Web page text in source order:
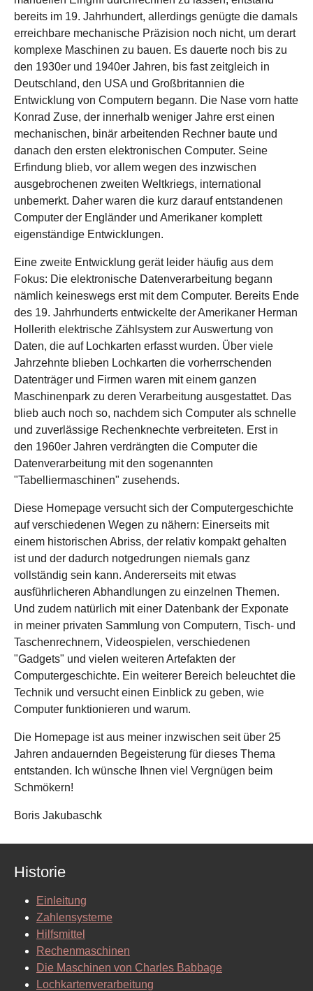
bereits im 19. Jahrhundert, allerdings genügte die damals
erreichbare mechanische Präzision noch nicht, um derart
komplexe Maschinen zu bauen. Es dauerte noch bis zu
den 1930er und 1940er Jahren, bis fast zeitgleich in
Deutschland, den USA und Großbritannien die
Entwicklung von Computern begann. Die Nase vorn hatte
Konrad Zuse, der innerhalb weniger Jahre erst einen
mechanischen, binär arbeitenden Rechner baute und
danach den ersten elektronischen Computer. Seine
Erfindung blieb, vor allem wegen des inzwischen
ausgebrochenen zweiten Weltkriegs, international
unbemerkt. Daher waren die kurz darauf entstandenen
Computer der Engländer und Amerikaner komplett
eigenständige Entwicklungen.
Eine zweite Entwicklung gerät leider häufig aus dem
Fokus: Die elektronische Datenverarbeitung begann
nämlich keineswegs erst mit dem Computer. Bereits Ende
des 19. Jahrhunderts entwickelte der Amerikaner Herman
Hollerith elektrische Zählsystem zur Auswertung von
Daten, die auf Lochkarten erfasst wurden. Über viele
Jahrzehnte blieben Lochkarten die vorherrschenden
Datenträger und Firmen waren mit einem ganzen
Maschinenpark zu deren Verarbeitung ausgestattet. Das
blieb auch noch so, nachdem sich Computer als schnelle
und zuverlässige Rechenknechte verbreiteten. Erst in
den 1960er Jahren verdrängten die Computer die
Datenverarbeitung mit den sogenannten
"Tabelliermaschinen" zusehends.
Diese Homepage versucht sich der Computergeschichte
auf verschiedenen Wegen zu nähern: Einerseits mit
einem historischen Abriss, der relativ kompakt gehalten
ist und der dadurch notgedrungen niemals ganz
vollständig sein kann. Andererseits mit etwas
ausführlicheren Abhandlungen zu einzelnen Themen.
Und zudem natürlich mit einer Datenbank der Exponate
in meiner privaten Sammlung von Computern, Tisch- und
Taschenrechnern, Videospielen, verschiedenen
"Gadgets" und vielen weiteren Artefakten der
Computergeschichte. Ein weiterer Bereich beleuchtet die
Technik und versucht einen Einblick zu geben, wie
Computer funktionieren und warum.
Die Homepage ist aus meiner inzwischen seit über 25
Jahren andauernden Begeisterung für dieses Thema
entstanden. Ich wünsche Ihnen viel Vergnügen beim
Schmökern!
Boris Jakubaschk
Historie
Einleitung
Zahlensysteme
Hilfsmittel
Rechenmaschinen
Die Maschinen von Charles Babbage
Lochkartenverarbeitung